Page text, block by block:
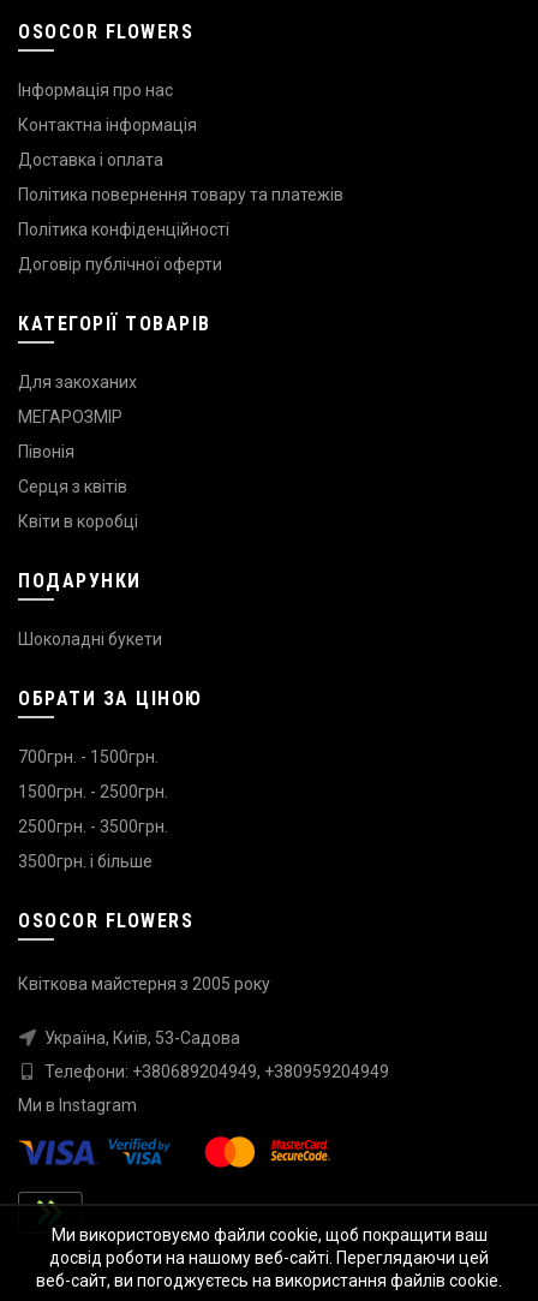
OSOCOR FLOWERS
Інформація про нас
Контактна інформація
Доставка і оплата
Політика повернення товару та платежів
Політика конфіденційності
Договір публічної оферти
КАТЕГОРІЇ ТОВАРІВ
Для закоханих
МЕГАРОЗМІР
Півонія
Серця з квітів
Квіти в коробці
ПОДАРУНКИ
Шоколадні букети
ОБРАТИ ЗА ЦІНОЮ
700грн. - 1500грн.
1500грн. - 2500грн.
2500грн. - 3500грн.
3500грн. і більше
OSOCOR FLOWERS
Квіткова майстерня з 2005 року
Україна, Київ, 53-Садова
Телефони: +380689204949, +380959204949
Ми в Instagram
Ми використовуємо файли cookie, щоб покращити ваш
досвід роботи на нашому веб-сайті. Переглядаючи цей
веб-сайт, ви погоджуєтесь на використання файлів cookie.